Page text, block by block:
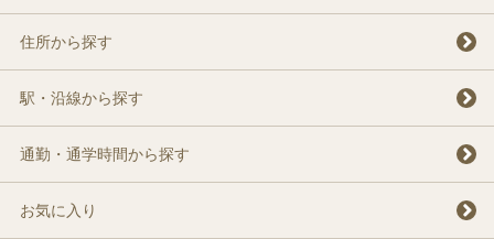
住所から探す
駅・沿線から探す
通勤・通学時間から探す
お気に入り